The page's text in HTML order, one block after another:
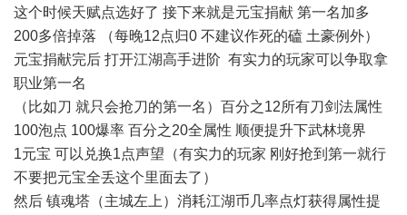
这个时候天赋点选好了 接下来就是元宝捐献 第一名加多
200多倍掉落 （每晚12点归0 不建议作死的磕 土豪例外）
元宝捐献完后 打开江湖高手进阶 有实力的玩家可以争取拿
职业第一名
（比如刀 就只会抢刀的第一名）百分之12所有刀剑法属性
100泡点 100爆率 百分之20全属性 顺便提升下武林境界
1元宝 可以兑换1点声望（有实力的玩家 刚好抢到第一就行
不要把元宝全丢这个里面去了）
然后 镇魂塔（主城左上）消耗江湖币几率点灯获得属性提